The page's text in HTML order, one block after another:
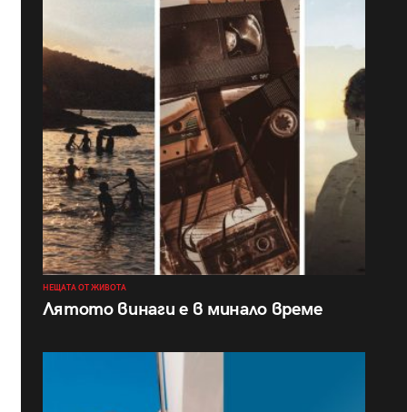
НЕЩАТА ОТ ЖИВОТА
Лятото винаги е в минало време